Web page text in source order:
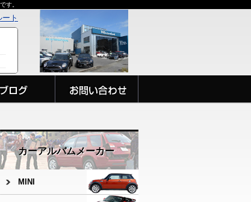
す。
ート
カーアルバムメーカー
MINI